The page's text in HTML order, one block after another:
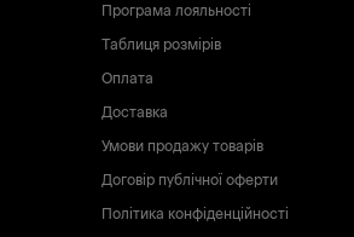
Програма лояльності
Таблиця розмірів
Оплата
Доставка
Умови продажу товарів
Договір публічної оферти
Політика конфіденційності